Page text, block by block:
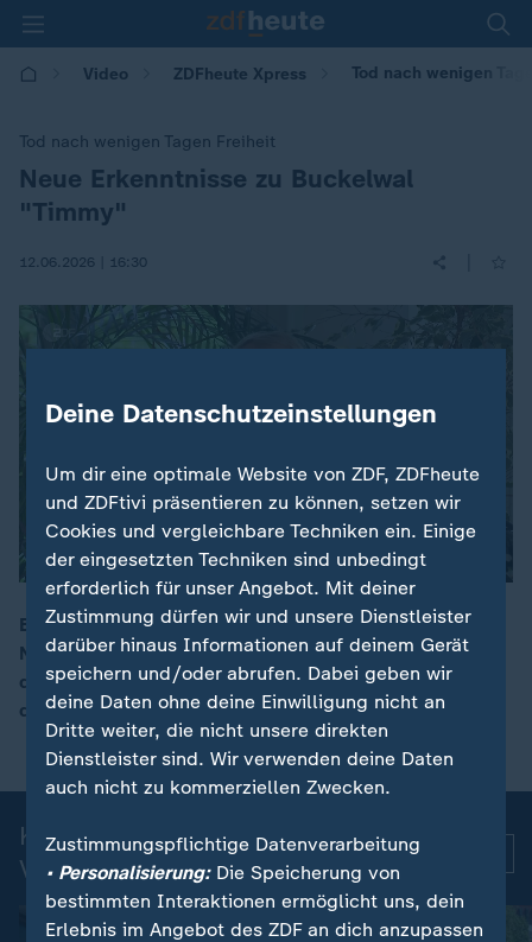
Video ZDFheute Xpress Tod nach wenigen
Tod nach wenigen Tagen Freiheit
:Neue Erkenntnisse zu Buckelwal
"Timmy"
12.06.2026 | 16:30
00:13
Buckelwal "Timmy" hat nach seiner Freisetzung in der
Nordsee nur noch wenige Tage gelebt. Tracker-Daten
des Tieres zufolge starb der Wal vermutlich zwischen
dem 6. und 7. Mai.
Kurznachrichten: Aktuelle
Videos
Deine Datenschutzeinstellungen
Um dir eine optimale Website von ZDF, ZDFheute
und ZDFtivi präsentieren zu können, setzen wir
Cookies und vergleichbare Techniken ein. Einige
der eingesetzten Techniken sind unbedingt
erforderlich für unser Angebot. Mit deiner
Zustimmung dürfen wir und unsere Dienstleister
darüber hinaus Informationen auf deinem Gerät
speichern und/oder abrufen. Dabei geben wir
deine Daten ohne deine Einwilligung nicht an
Dritte weiter, die nicht unsere direkten
Dienstleister sind. Wir verwenden deine Daten
auch nicht zu kommerziellen Zwecken.
Zustimmungspflichtige Datenverarbeitung
• Personalisierung:Die Speicherung von
bestimmten Interaktionen ermöglicht uns, dein
Erlebnis im Angebot des ZDF an dich anzupassen